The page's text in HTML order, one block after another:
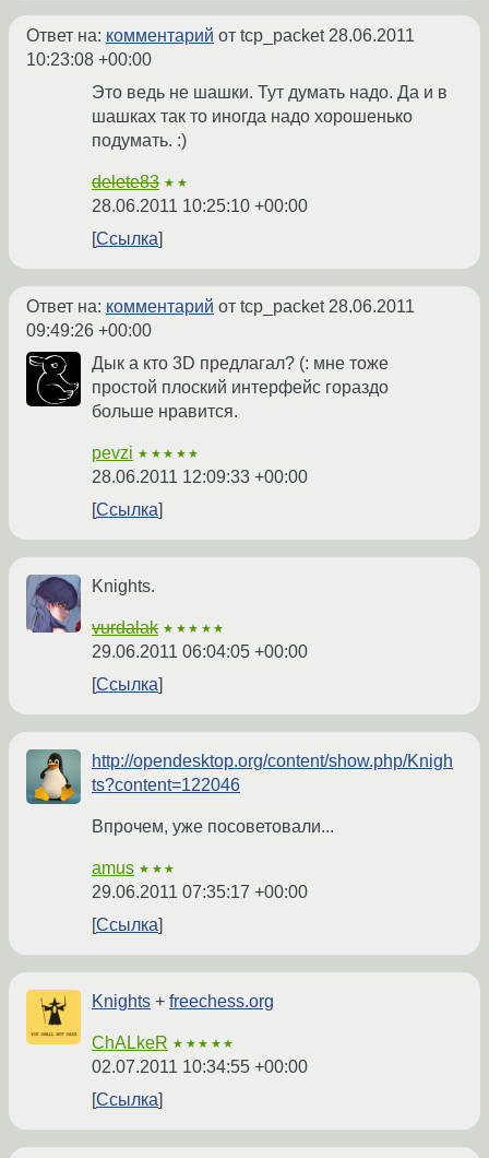
Ответ на: комментарий от tcp_packet 28.06.2011
10:23:08 +00:00
Это ведь не шашки. Тут думать надо. Да и в
шашках так то иногда надо хорошенько
подумать. :)
delete83 ★★
28.06.2011 10:25:10 +00:00
Ссылка
Ответ на: комментарий от tcp_packet 28.06.2011
09:49:26 +00:00
Дык а кто 3D предлагал? (: мне тоже
простой плоский интерфейс гораздо
больше нравится.
pevzi ★★★★★
28.06.2011 12:09:33 +00:00
Ссылка
Knights.
vurdalak ★★★★★
29.06.2011 06:04:05 +00:00
Ссылка
http://opendesktop.org/content/show.php/Knigh
ts?content=122046
Впрочем, уже посоветовали...
amus ★★★
29.06.2011 07:35:17 +00:00
Ссылка
Knights + freechess.org
ChALkeR ★★★★★
02.07.2011 10:34:55 +00:00
Ссылка